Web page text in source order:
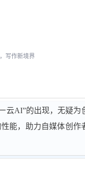
写作新境界
云AI”的出现，无疑为
能，助力自媒体创作